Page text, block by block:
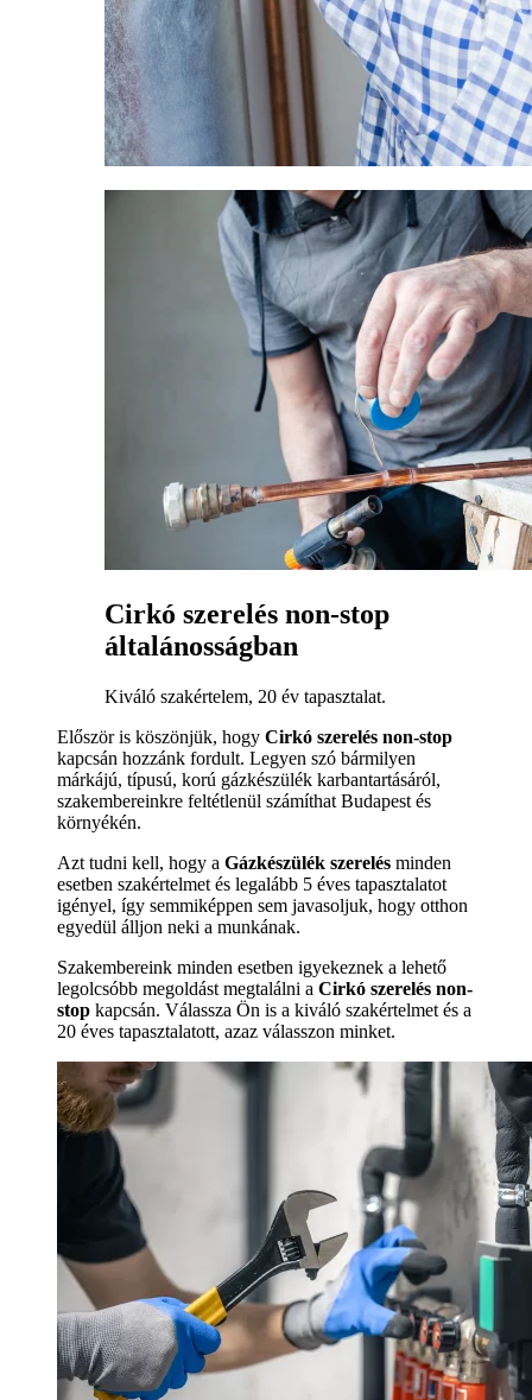
Cirkó szerelés non-stop
általánosságban
Kiváló szakértelem, 20 év tapasztalat.
Először is köszönjük, hogy Cirkó szerelés non-stop
kapcsán hozzánk fordult. Legyen szó bármilyen
márkájú, típusú, korú gázkészülék karbantartásáról,
szakembereinkre feltétlenül számíthat Budapest és
környékén.
Azt tudni kell, hogy a Gázkészülék szerelés minden
esetben szakértelmet és legalább 5 éves tapasztalatot
igényel, így semmiképpen sem javasoljuk, hogy otthon
egyedül álljon neki a munkának.
Szakembereink minden esetben igyekeznek a lehető
legolcsóbb megoldást megtalálni a Cirkó szerelés non-
stop kapcsán. Válassza Ön is a kiváló szakértelmet és a
20 éves tapasztalatott, azaz válasszon minket.